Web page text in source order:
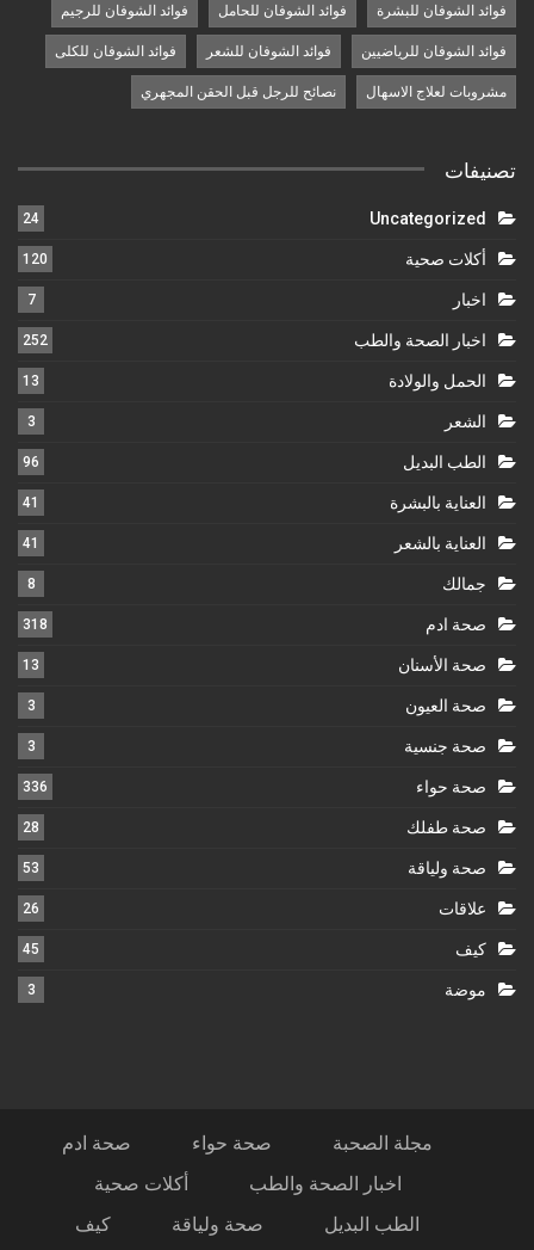
فوائد الشوفان للبشرة فوائد الشوفان للحامل فوائد الشوفان للرجيم
فوائد الشوفان للرياضيين فوائد الشوفان للشعر فوائد الشوفان للكلى
مشروبات لعلاج الاسهال نصائح للرجل قبل الحقن المجهري
تصنيفات
Uncategorized
24
أكلات صحية 120
اخبار 7
اخبار الصحة والطب 252
الحمل والولادة 13
الشعر 3
الطب البديل 96
العناية بالبشرة 41
العناية بالشعر 41
جمالك 8
صحة ادم 318
صحة الأسنان 13
صحة العيون 3
صحة جنسية 3
صحة حواء 336
صحة طفلك 28
صحة ولياقة 53
علاقات 26
كيف 45
موضة 3
مجلة الصحبة صحة حواء
صحة ادم
اخبار الصحة والطب
أكلات صحية
الطب البديل
صحة ولياقة
كيف